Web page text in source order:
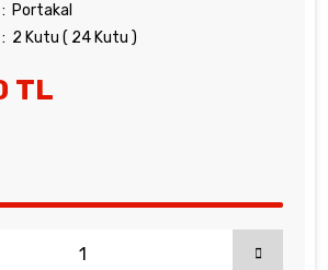
Portakal
2 Kutu ( 24 Kutu )
TL